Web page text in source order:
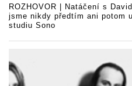
ROZHOVOR | Natáčení s
jsme nikdy předtím ani potom
studiu Sono